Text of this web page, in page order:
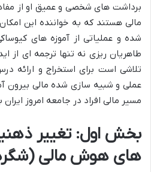
برداشت های شخصی و عمیق او از
مالی هستند که به خواننده این
شده و عملیاتی از آموزه های
طاهریان ریزی نه تنها ترجمه ای از
تلاشی است برای استخراج و ارائه
عملی و شبیه سازی شده مالی بیرون
مسیر مالی افراد در جامعه امروز ایران
بخش اول: تغییر
های هوش مالی (شگردهای